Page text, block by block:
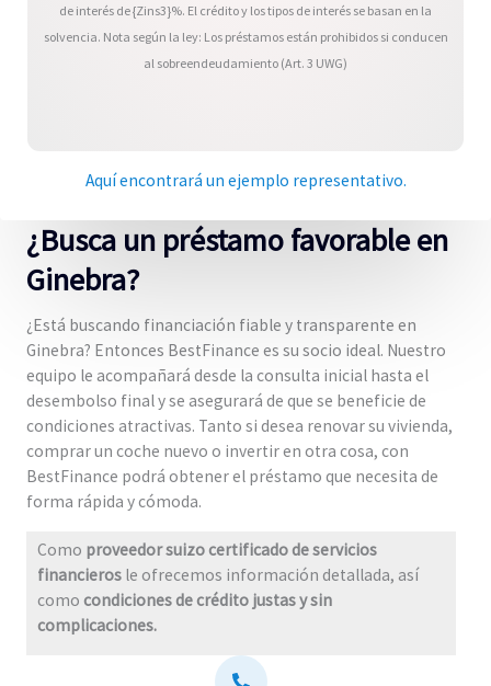
¿Busca un préstamo favorable en
Ginebra?
¿Está buscando financiación fiable y transparente en
Ginebra? Entonces BestFinance es su socio ideal. Nuestro
equipo le acompañará desde la consulta inicial hasta el
desembolso final y se asegurará de que se beneficie de
condiciones atractivas. Tanto si desea renovar su vivienda,
comprar un coche nuevo o invertir en otra cosa, con
BestFinance podrá obtener el préstamo que necesita de
forma rápida y cómoda.
Como proveedor suizo certificado de servicios
financieros le ofrecemos información detallada, así
como condiciones de crédito justas y sin
complicaciones.
de interés de {Zins3}%. El crédito y los tipos de interés se basan en la
solvencia. Nota según la ley: Los préstamos están prohibidos si conducen
al sobreendeudamiento (Art. 3 UWG)
Aquí encontrará un ejemplo representativo.